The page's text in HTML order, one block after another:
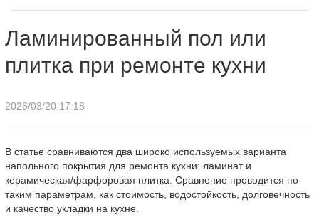
Ламинированный пол или
плитка при ремонте кухни
2026/03/20 17:18
В статье сравниваются два широко используемых варианта
напольного покрытия для ремонта кухни: ламинат и
керамическая/фарфоровая плитка. Сравнение проводится по
таким параметрам, как стоимость, водостойкость, долговечность
и качество укладки на кухне.